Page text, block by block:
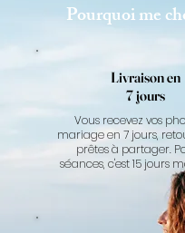
Pourquoi me
Livraison en
7 jours
Vous recevez vos
mariage en 7 jours,
prêtes à partager.
séances, c'est 15 jours